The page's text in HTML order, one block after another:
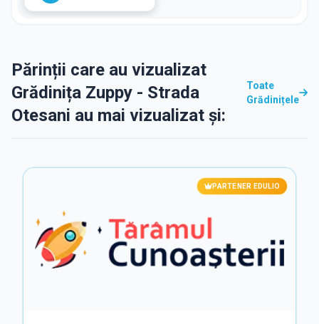
Părinții care au vizualizat
Grădinița Zuppy - Strada
Otesani au mai vizualizat și:
Toate
Grădinițele
PARTENER EDULIO